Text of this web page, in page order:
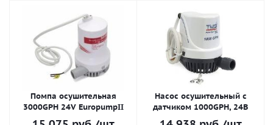
Помпа осушительная
3000GPH 24V EuropumpII
Насос осушительный с
датчиком 1000GPH, 24В